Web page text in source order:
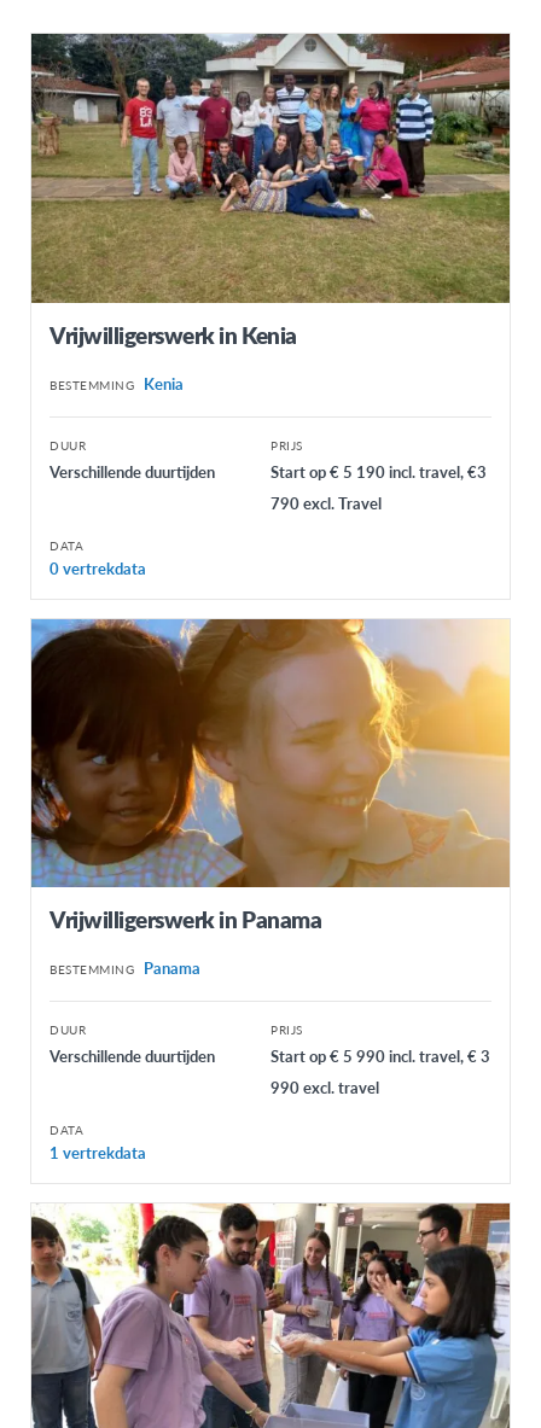
Vrijwilligerswerk in Kenia
BESTEMMING Kenia
DUUR
Verschillende duurtijden
PRIJS
Start op € 5 190 incl. travel, €3
790 excl. Travel
DATA
0 vertrekdata
Vrijwilligerswerk in Panama
BESTEMMING Panama
DUUR
Verschillende duurtijden
PRIJS
Start op € 5 990 incl. travel, € 3
990 excl. travel
DATA
1 vertrekdata